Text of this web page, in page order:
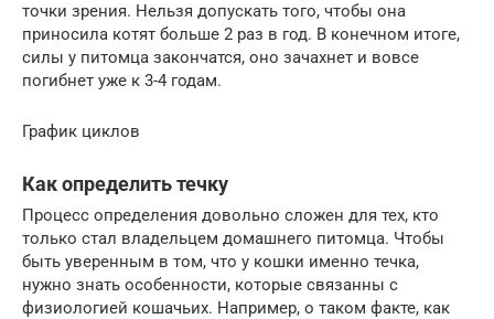
точки зрения. Нельзя допускать того, чтобы она
приносила котят больше 2 раз в год. В конечном итоге,
силы у питомца закончатся, оно зачахнет и вовсе
погибнет уже к 3-4 годам.
График циклов
Как определить течку
Процесс определения довольно сложен для тех, кто
только стал владельцем домашнего питомца. Чтобы
быть уверенным в том, что у кошки именно течка,
нужно знать особенности, которые связанны с
физиологией кошачьих. Например, о таком факте, как